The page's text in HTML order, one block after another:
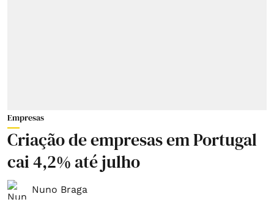
Empresas
Criação de empresas em Portugal
cai 4,2% até julho
Nuno Braga